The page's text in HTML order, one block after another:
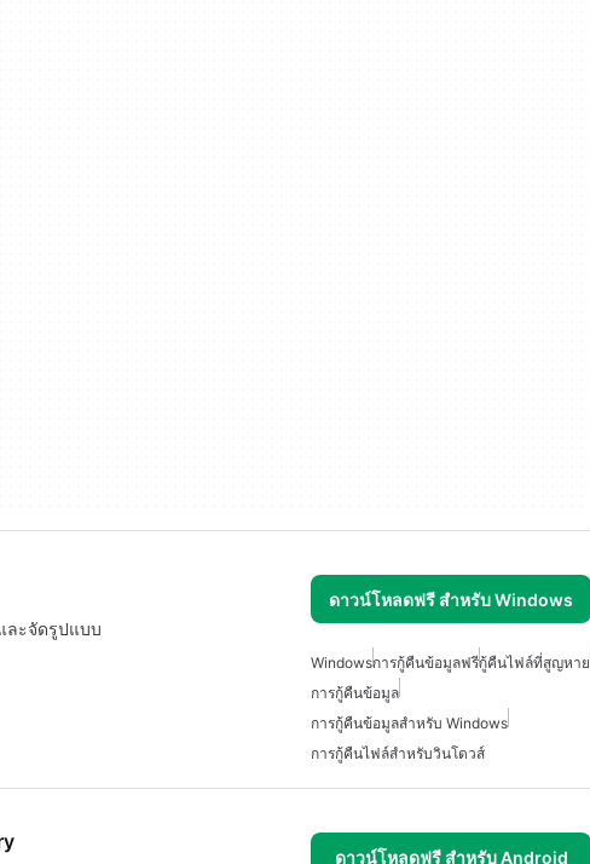
ละจัดรูปแบบ
ดาวน์โหลดฟรี สำหรับ Windows
Windowsการกู้คืนข้อมูลฟรีกู้คืนไฟล์ที่สูญหาย
การกู้คืนข้อมูล
การกู้คืนข้อมูลสำหรับ Windows
การกู้คืนไฟล์สำหรับวินโดวส์
ดาวน์โหลดฟรี สำหรับ Android